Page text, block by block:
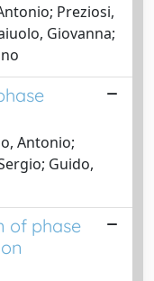
Preziosi,
Giovanna;
Antonio;
Guido,
of phase